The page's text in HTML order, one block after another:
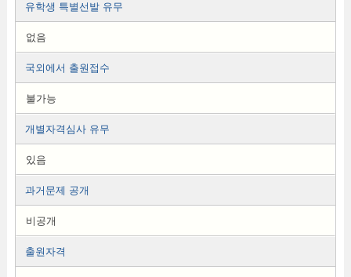
유학생 특별선발 유무
없음
국외에서 출원접수
불가능
개별자격심사 유무
있음
과거문제 공개
비공개
출원자격